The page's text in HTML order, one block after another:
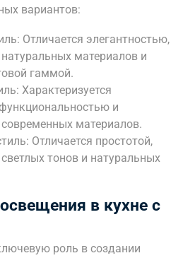
вариантов:
Отличается элегантностью,
материалов и
гаммой.
Характеризуется
и
материалов.
Отличается простотой,
тонов и натуральных
в кухне с
роль в создании